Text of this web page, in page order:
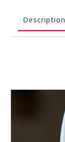
Description